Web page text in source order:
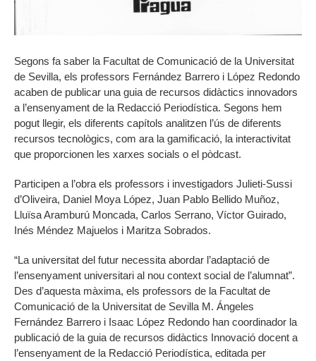
Segons fa saber la Facultat de Comunicació de la Universitat
de Sevilla, els professors Fernández Barrero i López Redondo
acaben de publicar una guia de recursos didàctics innovadors
a l’ensenyament de la Redacció Periodística. Segons hem
pogut llegir, els diferents capítols analitzen l’ús de diferents
recursos tecnològics, com ara la gamificació, la interactivitat
que proporcionen les xarxes socials o el pòdcast.
Participen a l’obra els professors i investigadors Julieti-Sussi
d’Oliveira, Daniel Moya López, Juan Pablo Bellido Muñoz,
Lluïsa Aramburú Moncada, Carlos Serrano, Víctor Guirado,
Inés Méndez Majuelos i Maritza Sobrados.
“La universitat del futur necessita abordar l’adaptació de
l’ensenyament universitari al nou context social de l’alumnat”.
Des d’aquesta màxima, els professors de la Facultat de
Comunicació de la Universitat de Sevilla M. Ángeles
Fernández Barrero i Isaac López Redondo han coordinador la
publicació de la guia de recursos didàctics Innovació docent a
l’ensenyament de la Redacció Periodística, editada per